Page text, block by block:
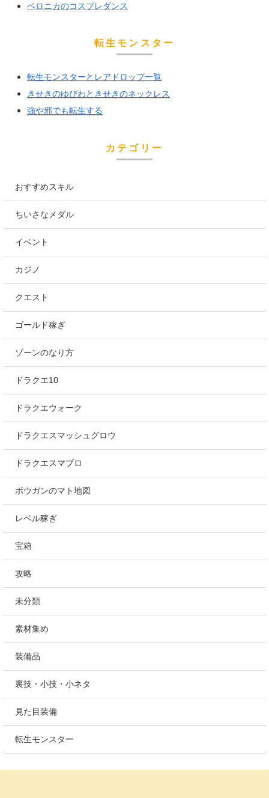
ベロニカのコスプレダンス
転生モンスター
転生モンスターとレアドロップ一覧
きせきのゆびわときせきのネックレス
強や邪でも転生する
カテゴリー
おすすめスキル
ちいさなメダル
イベント
カジノ
クエスト
ゴールド稼ぎ
ゾーンのなり方
ドラクエ10
ドラクエウォーク
ドラクエスマッシュグロウ
ドラクエスマブロ
ボウガンのマト地図
レベル稼ぎ
宝箱
攻略
未分類
素材集め
装備品
裏技・小技・小ネタ
見た目装備
転生モンスター